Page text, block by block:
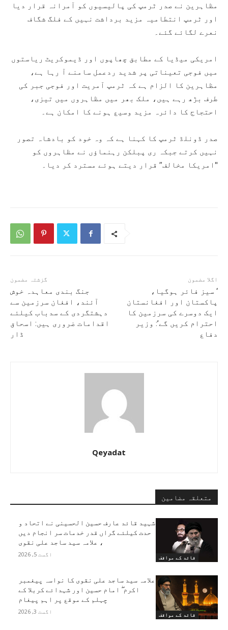
مظاہرین نے صدر ٹرمپ کی پالیسیوں کو آمرانہ قرار دیا
اور ٹرمپ انتطامیہ مزید برداشت نہیں کے فلگ شگاف
نعرے لگائے گئے۔
امریکی میڈیا کے مطابق چھاپوں اور ڈیموکریٹ ریاستوں
میں فوجی تعیناتی پر شدید ردعمل سامنے آ رہا ہے،
مظاہرین کا الزام ہے کہ ٹرمپ آمریت اور فوجی جبر کی
طرف بڑھ رہے ہیں، ملک بھر میں مظاہروں میں تیزی،
احتجاج کا دائرہ مزید وسیع ہونے کا امکان ہے۔
صدر ڈونلڈ ٹرمپ کا کہنا ہے کہ وہ خود کو بادشاہ تصور
نہیں کرتے جبکہ ری پبلکن رہنماؤں نے مظاہروں کو
"امریکا مخالف” قرار دیتے ہوئے مسترد کر دیا۔
گزشتہ مضمون
جنگ بندی معاہدہ خوش
آئند، افغان سرزمین سے
دہشتگردی کے سدباب کیلئے
اقدامات ضروری ہیں: اسحاق
ڈار
اگلا مضمون
‘ سیز فائر ہوگیا،
پاکستان اور افغانستان
ایک دوسرے کی سرزمین کا
احترام کریں گے’: وزیر
دفاع
Qeyadat
متعلقہ مضامین
قائد کے مواقف
شہید قائد عارف حسین الحسینی نے اتحاد و
حدت کیلئے گراں قدر خدمات سر انجام دیں
، علامہ سید ساجد علی نقوی
اگست 5, 2026
قائد کے مواقف
علامہ سید ساجد علی نقوی کا نواسہ پیغمبر
اکرم ۖ امام حسین اور شہدائے کربلا کے
چہلم کے موقع پر اہم پیغام
اگست 3, 2026